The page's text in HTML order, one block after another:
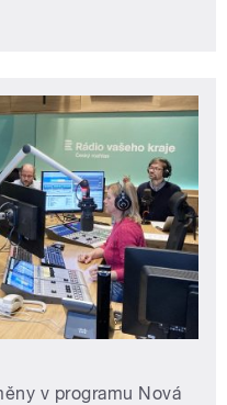
v programu Nová